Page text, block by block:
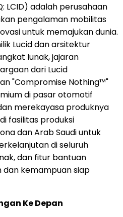
LCID) adalah perusahaan
pengalaman mobilitas
untuk memajukan dunia.
Lucid dan arsitektur
lunak, jajaran
dari Lucid
"Compromise Nothing™"
di pasar otomotif
merekayasa produknya
fasilitas produksi
dan Arab Saudi untuk
di seluruh
dan fitur bantuan
dan kemampuan siap
Ke Depan